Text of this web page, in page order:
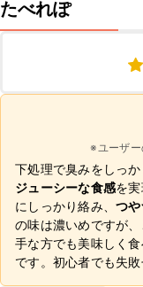
たべれぽ
※ユーザ
下処理で臭みをしっ
ジューシーな食感を
にしっかり絡み、 つ
の味は濃いめですが
手な方でも美味しく
です。初心者でも失